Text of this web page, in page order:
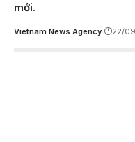
mới.
Vietnam News Agency 22/